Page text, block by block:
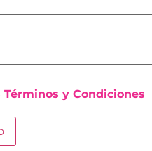
Términos y Condiciones